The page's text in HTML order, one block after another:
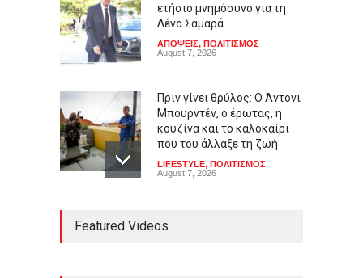
ετήσιο μνημόσυνο για τη
Λένα Σαμαρά
ΑΠΟΨΕΙΣ, ΠΟΛΙΤΙΣΜΟΣ
August 7, 2026
Πριν γίνει θρύλος: Ο Άντονι
Μπουρντέν, ο έρωτας, η
κουζίνα και το καλοκαίρι
που του άλλαξε τη ζωή
LIFESTYLE, ΠΟΛΙΤΙΣΜΟΣ
August 7, 2026
«Ζορμπάς»: Τριήμερο
Featured Videos